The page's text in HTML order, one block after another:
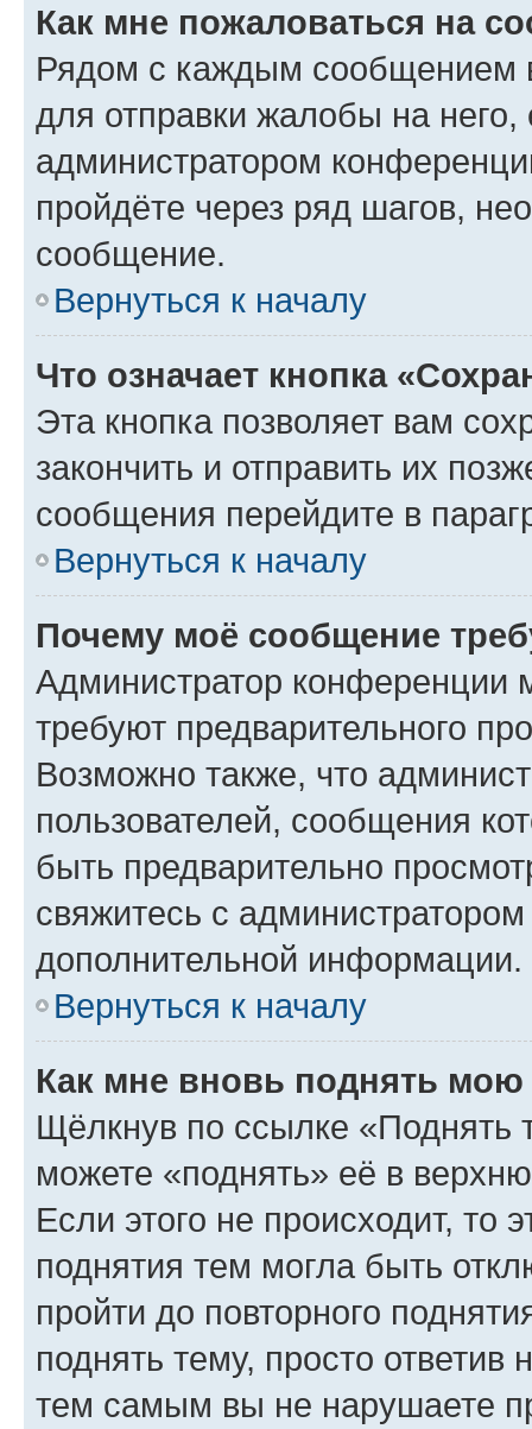
Как мне пожаловаться на
Рядом с каждым сообщением
для отправки жалобы на
администратором
пройдёте через ряд шагов,
сообщение.
Вернуться к началу
Что означает кнопка
Эта кнопка позволяет вам
закончить и отправить их
сообщения перейдите в
Вернуться к началу
Почему моё сообщение
Администратор конференции
требуют предварительного
Возможно также, что
пользователей, сообщения
быть предварительно
свяжитесь с
дополнительной информации.
Вернуться к началу
Как мне вновь поднять мою
Щёлкнув по ссылке «Поднять
можете «поднять» её в
Если этого не происходит, то
поднятия тем могла быть
пройти до повторного
поднять тему, просто ответив
тем самым вы не нарушаете